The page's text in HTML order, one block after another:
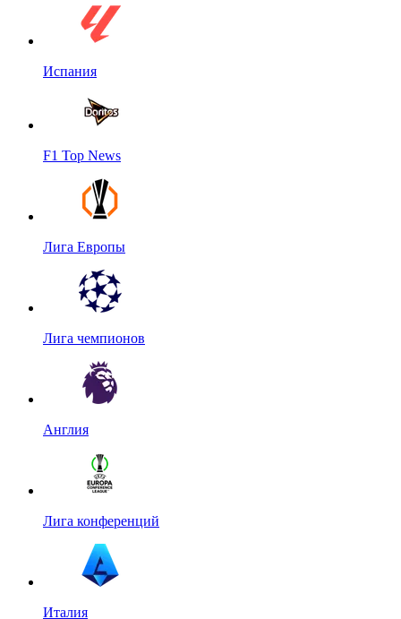
Испания
F1 Top News
Лига Европы
Лига чемпионов
Англия
Лига конференций
Италия